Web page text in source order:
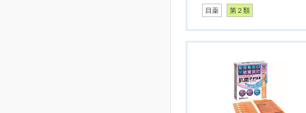
目薬 第２類